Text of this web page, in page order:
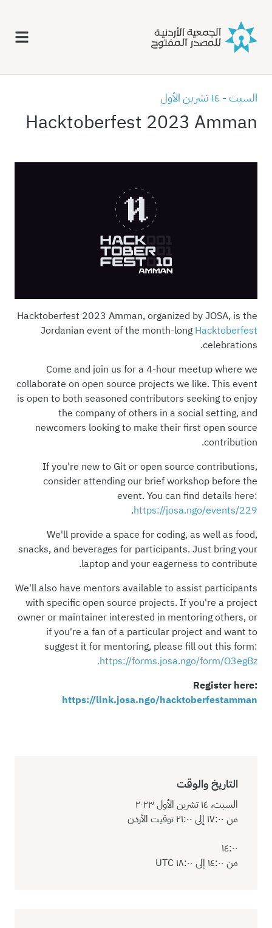
السبت - ١٤ تشرين الأول
Hacktoberfest 2023 Amman
Hacktoberfest 2023 Amman, organized by JOSA, is the
Jordanian event of the month-longHacktoberfest
celebrations.
Come and join us for a 4-hour meetup where we
collaborate on open source projects we like. This event
is open to both seasoned contributors seeking to enjoy
the company of others in a social setting, and
newcomers looking to make their first open source
contribution.
If you're new to Git or open source contributions,
consider attending our brief workshop before the
event. You can find details here:
https://josa.ngo/events/229
.
We'll provide a space for coding, as well as food,
snacks, and beverages for participants. Just bring your
laptop and your eagerness to contribute.
We'll also have mentors available to assist participants
with specific open source projects. If you're a project
owner or maintainer interested in mentoring others, or
if you're a fan of a particular project and want to
suggest it for mentoring, please fill out this form:
https://forms.josa.ngo/form/O3egBz.
Register here:
https://link.josa.ngo/hacktoberfestamman
التاريخ والوقت
السبت، ١٤ تشرين الأول ٢٠٢٣
من ١٧:٠٠ إلى ٢١:٠٠ توقيت الأردن
١٤:٠٠
من ١٤:٠٠ إلى ١٨:٠٠ UTC